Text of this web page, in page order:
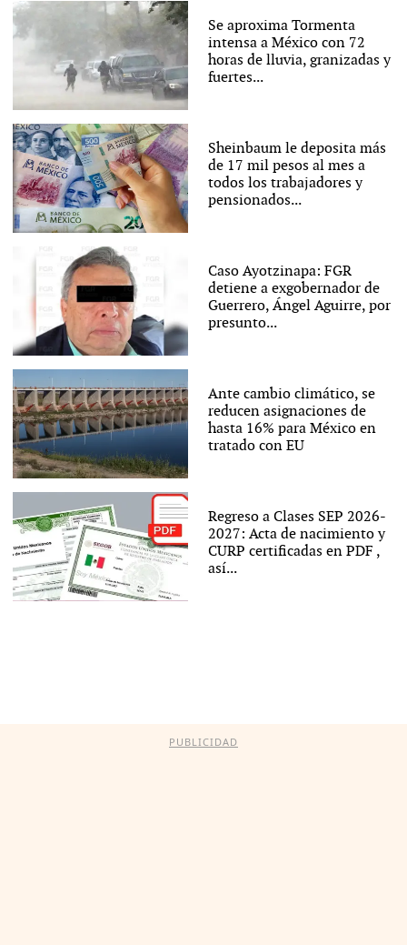
Se aproxima Tormenta
intensa a México con 72
horas de lluvia, granizadas y
fuertes...
Sheinbaum le deposita más
de 17 mil pesos al mes a
todos los trabajadores y
pensionados...
Caso Ayotzinapa: FGR
detiene a exgobernador de
Guerrero, Ángel Aguirre, por
presunto...
Ante cambio climático, se
reducen asignaciones de
hasta 16% para México en
tratado con EU
Regreso a Clases SEP 2026-
2027: Acta de nacimiento y
CURP certificadas en PDF ,
así...
PUBLICIDAD